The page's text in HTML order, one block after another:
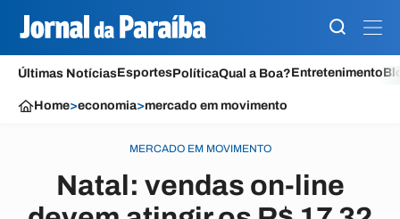
Últimas NotíciasEsportesPolíticaQual a Boa?Entretenimento
Home>economia>mercado em movimento
MERCADO EM MOVIMENTO
Natal: vendas on-line